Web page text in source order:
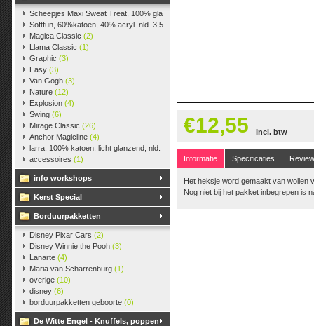
Scheepjes Maxi Sweat Treat, 100% glanskatoen,25 gr.
Softfun, 60%katoen, 40% acryl. nld. 3,5-4. ca. 140m, 50 gr.
Magica Classic (2)
Llama Classic (1)
Graphic (3)
Easy (3)
Van Gogh (3)
Nature (12)
Explosion (4)
Swing (6)
Mirage Classic (26)
Anchor Magicline (4)
larra, 100% katoen, licht glanzend, nld. 2,5-3, ca. 125m, 50 gr.(38)
accessoires (1)
info workshops
Kerst Special
Borduurpakketten
Disney Pixar Cars (2)
Disney Winnie the Pooh (3)
Lanarte (4)
Maria van Scharrenburg (1)
overige (10)
disney (6)
borduurpakketten geboorte (0)
De Witte Engel - Knuffels, poppen
€12,55 Incl. btw
Informatie Specificaties
Het heksje word gemaakt van wollen
Nog niet bij het pakket inbegrepen is